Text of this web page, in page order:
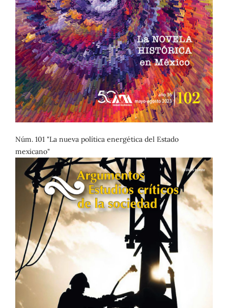
Núm. 101 "La nueva política energética del Estado
mexicano"